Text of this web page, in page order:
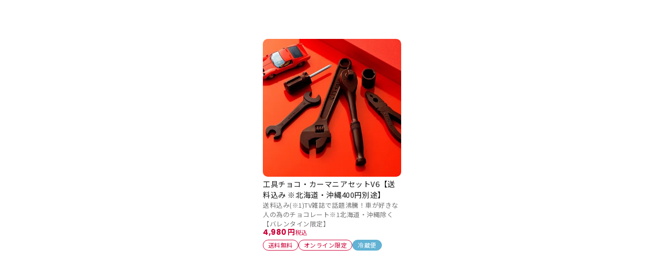
送料込み(※1)TV雑誌で話題沸騰！車が好きな
人の為のチョコレート※1北海道・沖縄除く
【バレンタイン限定】
工具チョコ・カーマニアセットV6【送
料込み ※北海道・沖縄400円別途】
送料無料 オンライン限定 冷蔵便
4,980 税込